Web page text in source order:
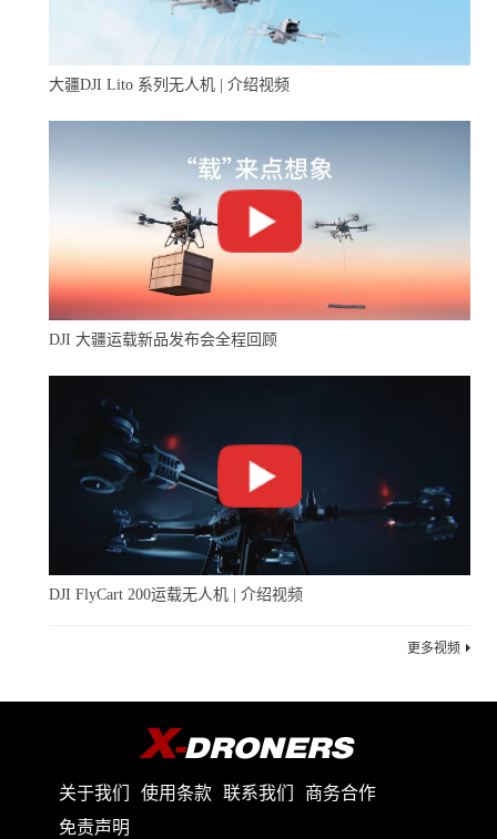
大疆DJI Lito 系列无人机 | 介绍视频
DJI 大疆运载新品发布会全程回顾
DJI FlyCart 200运载无人机 | 介绍视频
更多视频
关于我们 使用条款 联系我们
商务合作
免责声明